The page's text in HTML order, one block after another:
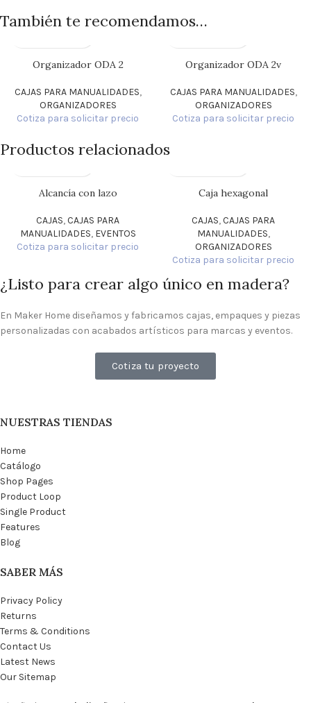
También te recomendamos…
Organizador ODA 2
CAJAS PARA MANUALIDADES,
ORGANIZADORES
Cotiza para solicitar precio
Organizador ODA 2v
CAJAS PARA MANUALIDADES,
ORGANIZADORES
Cotiza para solicitar precio
Productos relacionados
Alcancía con lazo
CAJAS,CAJAS PARA
MANUALIDADES, EVENTOS
Cotiza para solicitar precio
Caja hexagonal
CAJAS,CAJAS PARA
MANUALIDADES,
ORGANIZADORES
Cotiza para solicitar precio
¿Listo para crear algo único en madera?
En Maker Home diseñamos y fabricamos cajas, empaques y piezas
personalizadas con acabados artísticos para marcas y eventos.
Cotiza tu proyecto
NUESTRAS TIENDAS
Home
Catálogo
Shop Pages
Product Loop
Single Product
Features
Blog
SABER MÁS
Privacy Policy
Returns
Terms & Conditions
Contact Us
Latest News
Our Sitemap